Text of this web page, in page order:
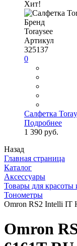
Хит!
Бренд
Toraysee
Артикул
325137
0
Салфетка
Подробнее
1 390 руб.
Назад
Главная страница
Каталог
Аксессуары
Товары для красоты
Тонометры
Omron RS2 Intelli IT
Omron